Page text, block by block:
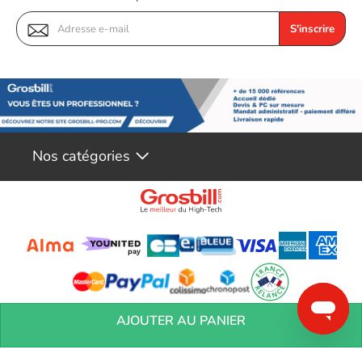
AJOUTER AU PANIER
sans avoir à utiliser de la pâte thermique. Son format carré de
100 x 100 mm est idéal pour s'adapter à toutes les tailles de
composants. De plus, sa surface adhésive garantit un maintien
S'inscrire
Nos catégories
Conditions générales de réservation Conditions générales de vente
Mentions
Vos informations personnelles Préférences Cookies
Aide &